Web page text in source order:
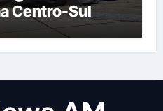
Centro-Sul